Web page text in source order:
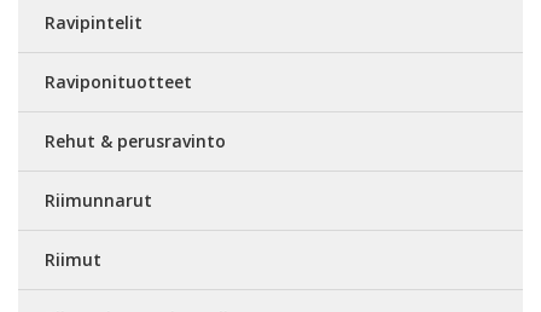
Ravipintelit
Raviponituotteet
Rehut & perusravinto
Riimunnarut
Riimut